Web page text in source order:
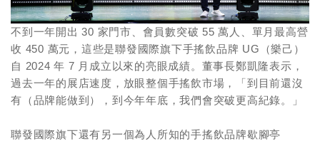
不到一年開出 30 家門市、會員數突破 55 萬人、單月最高營
收 450 萬元，這些是聯發國際旗下手搖飲品牌 UG（樂己）
自 2024 年 7 月成立以來的亮眼成績。董事長鄭凱隆表示，
過去一年的展店速度，放眼整個手搖飲市場，「到目前還沒
有（品牌能做到），到今年年底，我們會突破更高紀錄。」
聯發國際旗下還有另一個為人所知的手搖飲品牌歇腳亭